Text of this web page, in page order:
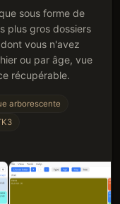
sous forme de
plus gros dossiers
vous n'avez
ou par âge, vue
récupérable.
arborescente